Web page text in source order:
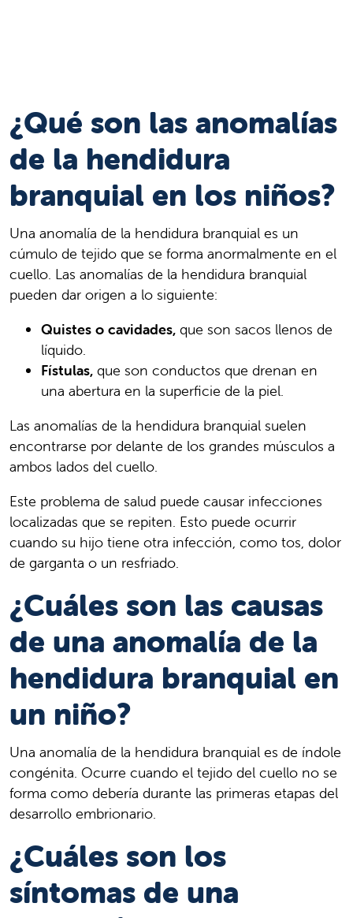
¿Qué son las anomalías
de la hendidura
branquial en los niños?
Una anomalía de la hendidura branquial es un
cúmulo de tejido que se forma anormalmente en el
cuello. Las anomalías de la hendidura branquial
pueden dar origen a lo siguiente:
Quistes o cavidades, que son sacos llenos de
líquido.
Fístulas, que son conductos que drenan en
una abertura en la superficie de la piel.
Las anomalías de la hendidura branquial suelen
encontrarse por delante de los grandes músculos a
ambos lados del cuello.
Este problema de salud puede causar infecciones
localizadas que se repiten. Esto puede ocurrir
cuando su hijo tiene otra infección, como tos, dolor
de garganta o un resfriado.
¿Cuáles son las causas
de una anomalía de la
hendidura branquial en
un niño?
Una anomalía de la hendidura branquial es de índole
congénita. Ocurre cuando el tejido del cuello no se
forma como debería durante las primeras etapas del
desarrollo embrionario.
¿Cuáles son los
síntomas de una